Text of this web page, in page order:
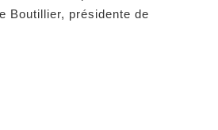
Boutillier, présidente de